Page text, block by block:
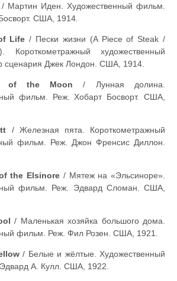
/ Мартин Иден. Художественный фильм.
США, 1914.
Life / Пески жизни (A Piece of Steak /
Короткометражный художественный
сценария Джек Лондон. США, 1914.
of the Moon / Лунная долина.
фильм. Реж. Хобарт Босворт. США,
/ Железная пята. Короткометражный
фильм. Реж. Джон Френсис Диллон.
the Elsinore / Мятеж на «Эльсиноре».
фильм. Реж. Эдвард Сломан. США,
/ Маленькая хозяйка большого дома.
фильм. Реж. Фил Розен. США, 1921.
/ Белые и жёлтые. Художественный
А. Кулл. США, 1922.